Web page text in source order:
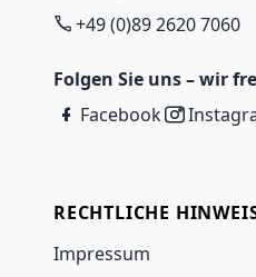
+49 (0)89 2620 7060
Folgen Sie uns – wir
Facebook
RECHTLICHE
Impressum